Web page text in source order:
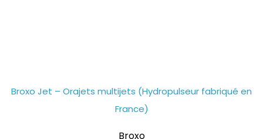
Broxo Jet – Orajets multijets (Hydropulseur fabriqué en
France)
Broxo